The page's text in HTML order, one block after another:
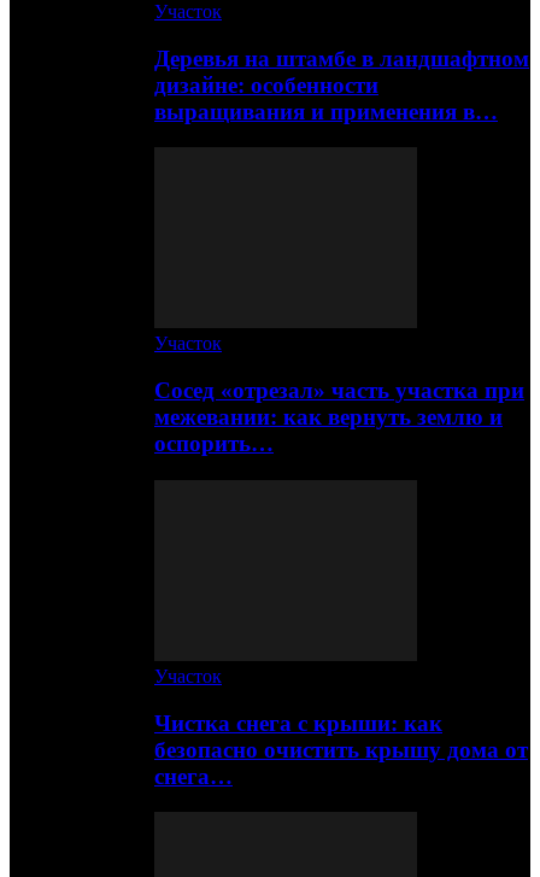
Участок
Деревья на штамбе в ландшафтном
дизайне: особенности
выращивания и применения в…
Участок
Сосед «отрезал» часть участка при
межевании: как вернуть землю и
оспорить…
Участок
Чистка снега с крыши: как
безопасно очистить крышу дома от
снега…